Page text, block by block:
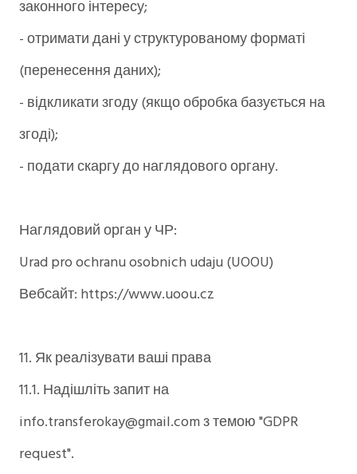
законного інтересу;
- отримати дані у структурованому форматі
(перенесення даних);
- відкликати згоду (якщо обробка базується на
згоді);
- подати скаргу до наглядового органу.
Наглядовий орган у ЧР:
Urad pro ochranu osobnich udaju (UOOU)
Вебсайт: https://www.uoou.cz
11. Як реалізувати ваші права
11.1. Надішліть запит на
info.transferokay@gmail.com з темою "GDPR
request".